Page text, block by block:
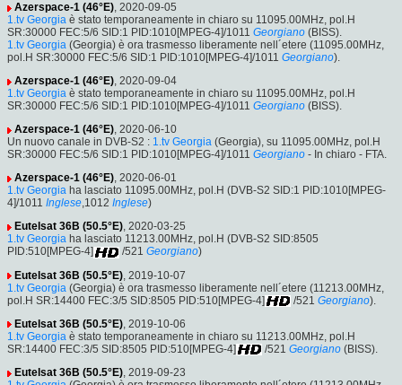
Azerspace-1 (46°E), 2020-09-05
1.tv Georgia è stato temporaneamente in chiaro su 11095.00MHz, pol.H
SR:30000 FEC:5/6 SID:1 PID:1010[MPEG-4]/1011 Georgiano (BISS).
1.tv Georgia (Georgia) è ora trasmesso liberamente nell´etere (11095.00MHz,
pol.H SR:30000 FEC:5/6 SID:1 PID:1010[MPEG-4]/1011 Georgiano).
Azerspace-1 (46°E), 2020-09-04
1.tv Georgia è stato temporaneamente in chiaro su 11095.00MHz, pol.H
SR:30000 FEC:5/6 SID:1 PID:1010[MPEG-4]/1011 Georgiano (BISS).
Azerspace-1 (46°E), 2020-06-10
Un nuovo canale in DVB-S2 : 1.tv Georgia (Georgia), su 11095.00MHz, pol.H
SR:30000 FEC:5/6 SID:1 PID:1010[MPEG-4]/1011 Georgiano - In chiaro - FTA.
Azerspace-1 (46°E), 2020-06-01
1.tv Georgia ha lasciato 11095.00MHz, pol.H (DVB-S2 SID:1 PID:1010[MPEG-
4]/1011 Inglese,1012 Inglese)
Eutelsat 36B (50.5°E), 2020-03-25
1.tv Georgia ha lasciato 11213.00MHz, pol.H (DVB-S2 SID:8505
PID:510[MPEG-4]
/521 Georgiano)
Eutelsat 36B (50.5°E) , 2019-10-07
1.tv Georgia (Georgia) è ora trasmesso liberamente nell´etere (11213.00MHz,
pol.H SR:14400 FEC:3/5 SID:8505 PID:510[MPEG-4]
/521 Georgiano).
Eutelsat 36B (50.5°E), 2019-10-06
1.tv Georgia è stato temporaneamente in chiaro su 11213.00MHz, pol.H
SR:14400 FEC:3/5 SID:8505 PID:510[MPEG-4]
/521 Georgiano (BISS).
Eutelsat 36B (50.5°E), 2019-09-23